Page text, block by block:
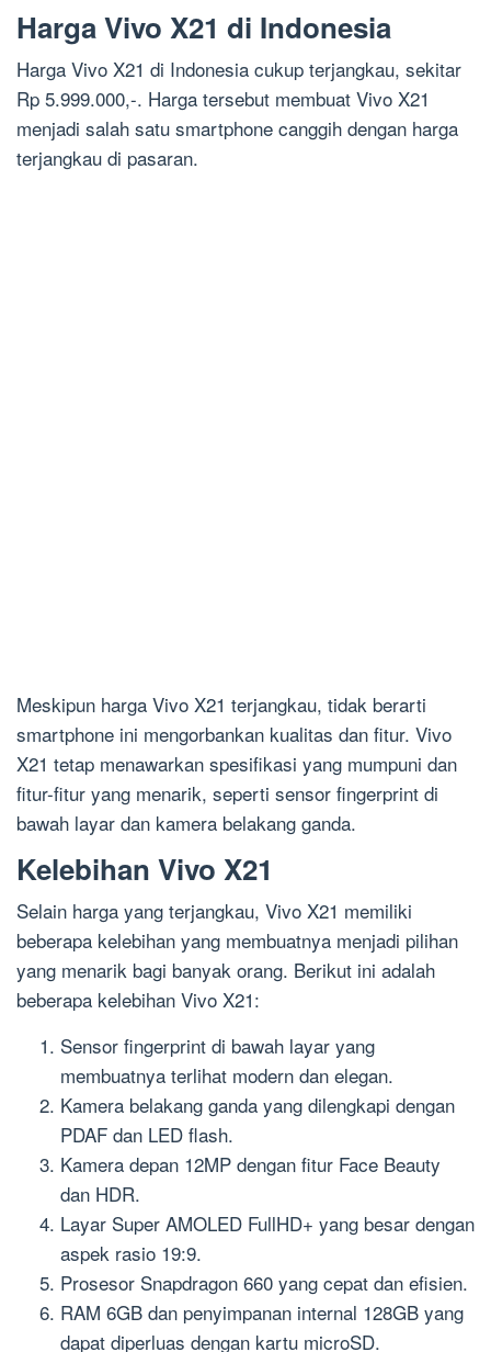
Harga Vivo X21 di Indonesia
Harga Vivo X21 di Indonesia cukup terjangkau, sekitar
Rp 5.999.000,-. Harga tersebut membuat Vivo X21
menjadi salah satu smartphone canggih dengan harga
terjangkau di pasaran.
Meskipun harga Vivo X21 terjangkau, tidak berarti
smartphone ini mengorbankan kualitas dan fitur. Vivo
X21 tetap menawarkan spesifikasi yang mumpuni dan
fitur-fitur yang menarik, seperti sensor fingerprint di
bawah layar dan kamera belakang ganda.
Kelebihan Vivo X21
Selain harga yang terjangkau, Vivo X21 memiliki
beberapa kelebihan yang membuatnya menjadi pilihan
yang menarik bagi banyak orang. Berikut ini adalah
beberapa kelebihan Vivo X21:
Sensor fingerprint di bawah layar yang
membuatnya terlihat modern dan elegan.
Kamera belakang ganda yang dilengkapi dengan
PDAF dan LED flash.
Kamera depan 12MP dengan fitur Face Beauty
dan HDR.
Layar Super AMOLED FullHD+ yang besar dengan
aspek rasio 19:9.
Prosesor Snapdragon 660 yang cepat dan efisien.
RAM 6GB dan penyimpanan internal 128GB yang
dapat diperluas dengan kartu microSD.